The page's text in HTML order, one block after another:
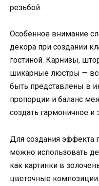
резьбой.
Особенное внимание
декора при создании
гостиной. Карнизы,
шикарные люстры —
быть представлены в
пропорции и баланс
создать гармоничное и
Для создания эффекта
можно использовать
как картинки в
цветочные